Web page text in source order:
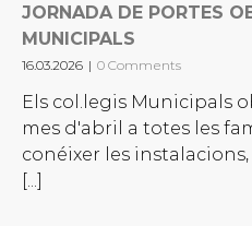
JORNADA DE PORTES
MUNICIPALS
16.03.2026 | 0 Comments
Els col.legis Municipals
mes d'abril a totes les
conéixer les
[...]